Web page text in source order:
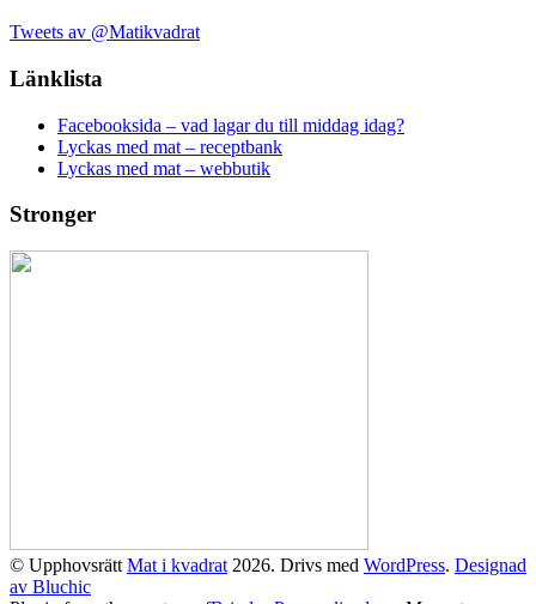
Tweets av @Matikvadrat
Länklista
Facebooksida – vad lagar du till middag idag?
Lyckas med mat – receptbank
Lyckas med mat – webbutik
Stronger
© Upphovsrätt Mat i kvadrat 2026. Drivs med WordPress. Designad
av Bluchic